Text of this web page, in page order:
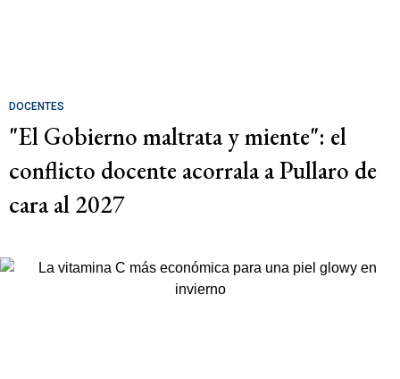
DOCENTES
"El Gobierno maltrata y miente": el
conflicto docente acorrala a Pullaro de
cara al 2027